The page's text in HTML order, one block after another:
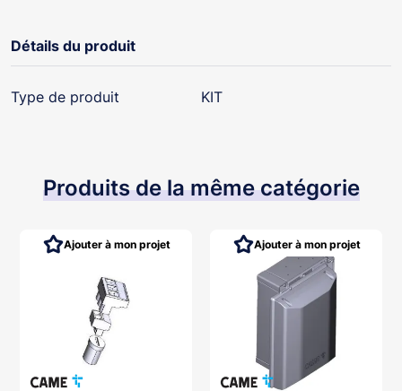
Détails du produit
Type de produit KIT
Produits de la même catégorie
Ajouter à mon projet Ajouter à mon projet